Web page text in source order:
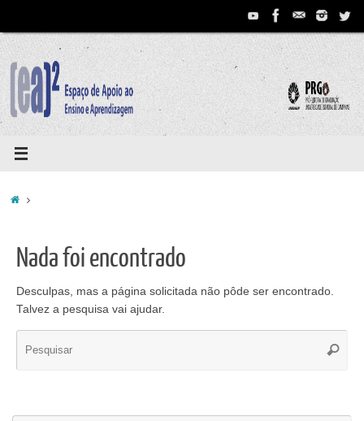
conteúdo
Home
Nada foi encontrado
Desculpas, mas a página solicitada não pôde ser encontrado.
Talvez a pesquisa vai ajudar.